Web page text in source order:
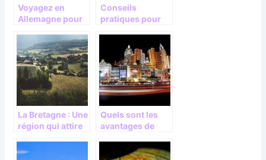
Voyagez en
Allemagne pour
découvertes
Conseils
pratiques pour
La Bretagne : Une
région qui attire
Quels sont les
avantages de